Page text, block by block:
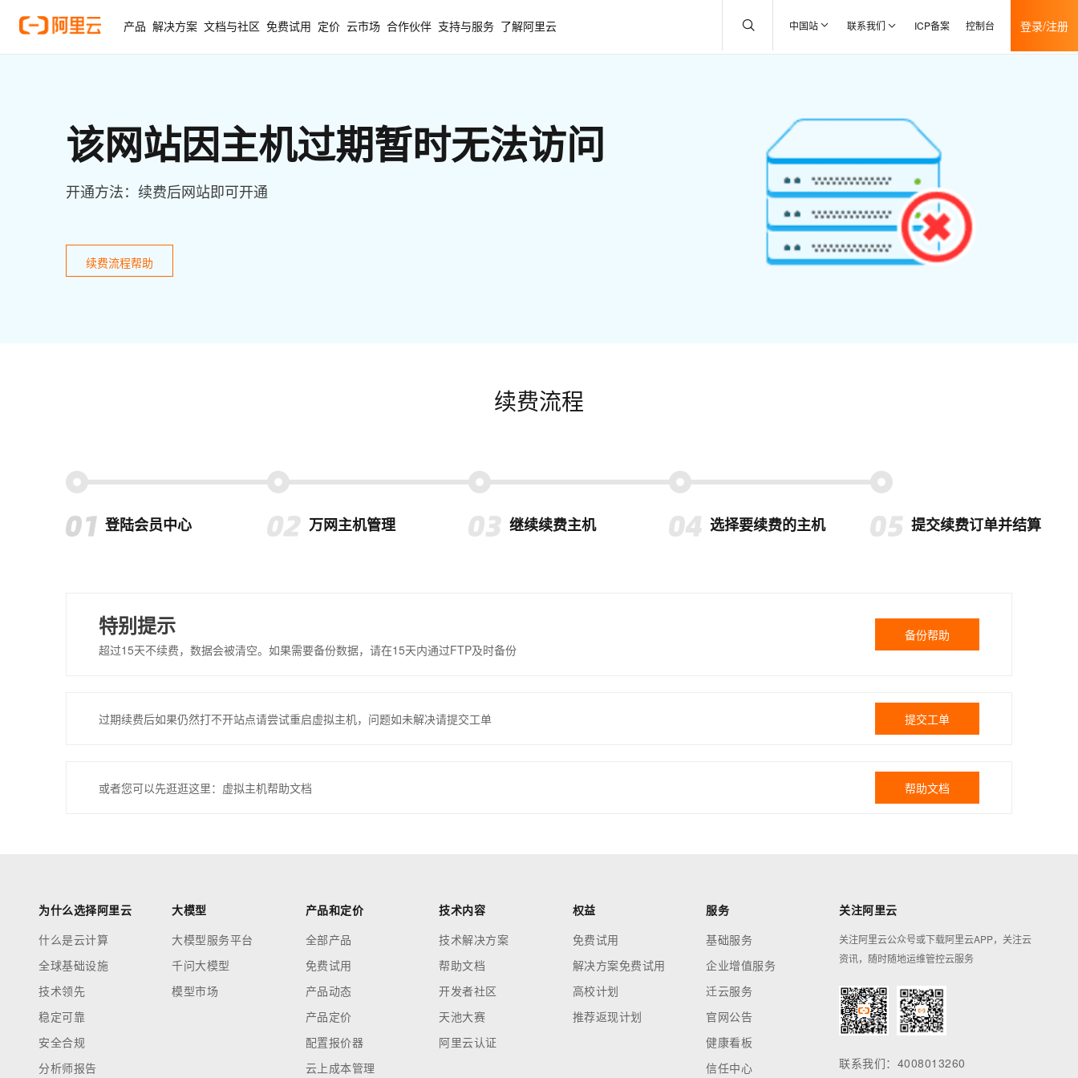
产品 解决方案 文档与社区 免费试用 定价 云市场 合作伙伴 支持与服务 了解阿里云 中国站 联系我们 ICP备案 控制台 登录/注册
该网站因主机过期暂时无法访问
开通方法：续费后网站即可开通
续费流程帮助
续费流程
登陆会员中心 万网主机管理 继续续费主机 选择要续费的主机 提交续费订单并结算
特别提示
超过15天不续费，数据会被清空。如果需要备份数据，请在15天内通过FTP及时备份
备份帮助
过期续费后如果仍然打不开站点请尝试重启虚拟主机，问题如未解决请提交工单 提交工单
或者您可以先逛逛这里：虚拟主机帮助文档 帮助文档